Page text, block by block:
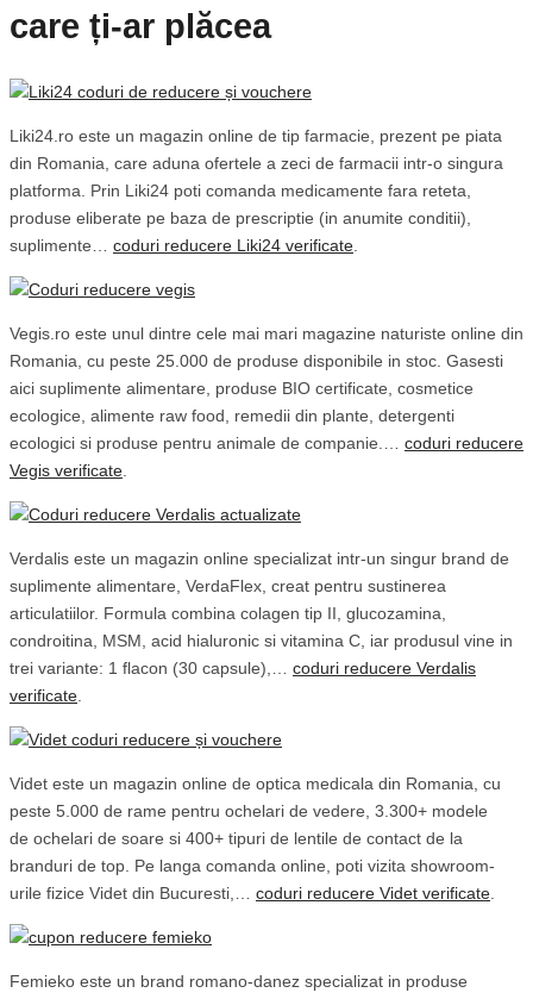
care ți-ar plăcea
Liki24.ro este un magazin online de tip farmacie, prezent pe piata
din Romania, care aduna ofertele a zeci de farmacii intr-o singura
platforma. Prin Liki24 poti comanda medicamente fara reteta,
produse eliberate pe baza de prescriptie (in anumite conditii),
suplimente… coduri reducere Liki24 verificate.
Vegis.ro este unul dintre cele mai mari magazine naturiste online din
Romania, cu peste 25.000 de produse disponibile in stoc. Gasesti
aici suplimente alimentare, produse BIO certificate, cosmetice
ecologice, alimente raw food, remedii din plante, detergenti
ecologici si produse pentru animale de companie.… coduri reducere
Vegis verificate.
Verdalis este un magazin online specializat intr-un singur brand de
suplimente alimentare, VerdaFlex, creat pentru sustinerea
articulatiilor. Formula combina colagen tip II, glucozamina,
condroitina, MSM, acid hialuronic si vitamina C, iar produsul vine in
trei variante: 1 flacon (30 capsule),… coduri reducere Verdalis
verificate.
Videt este un magazin online de optica medicala din Romania, cu
peste 5.000 de rame pentru ochelari de vedere, 3.300+ modele
de ochelari de soare si 400+ tipuri de lentile de contact de la
branduri de top. Pe langa comanda online, poti vizita showroom-
urile fizice Videt din Bucuresti,… coduri reducere Videt verificate.
Femieko este un brand romano-danez specializat in produse